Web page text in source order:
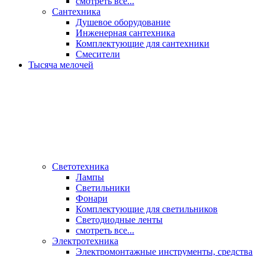
Сантехника
Душевое оборудование
Инженерная сантехника
Комплектующие для сантехники
Смесители
Тысяча мелочей
Светотехника
Лампы
Светильники
Фонари
Комплектующие для светильников
Светодиодные ленты
смотреть все...
Электротехника
Электромонтажные инструменты, средства